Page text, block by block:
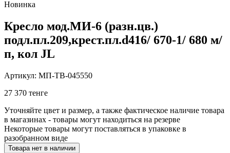
Новинка
Кресло мод.МИ-6 (разн.цв.)
подл.пл.209,крест.пл.d416/ 670-1/ 680 м/
п, кол JL
Артикул: МП-ТВ-045550
27 370 тенге
Уточняйте цвет и размер, а также фактическое наличие товара
в магазинах - товары могут находиться на резерве
Некоторые товары могут поставляться в упаковке в
разобранном виде
Товара нет в наличии